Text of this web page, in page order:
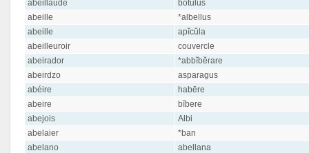
abeillaudé
botulus
abeille
*albellus
abeille
apĭcŭla
abeilleuroir
couvercle
abeirador
*abbĭbĕrare
abeirdzo
asparagus
abéire
habēre
abeire
bĭbere
abejois
Albi
abelaier
*ban
abelano
abellana